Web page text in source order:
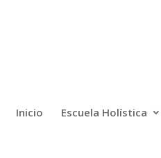
Inicio Escuela Holística